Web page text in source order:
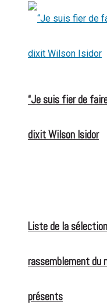
“Je suis fier de
dixit Wilson Isidor
Liste de la
rassemblement du
présents